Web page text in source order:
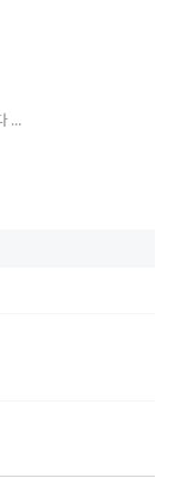
서해안 해수욕장 베스트 6 여름 시즌 준비하는 최고의 바다 여행지 추천